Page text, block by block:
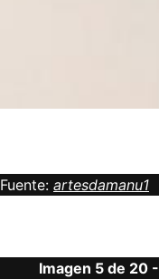
Fuente: artesdamanu1
Imagen 5 de 20 -